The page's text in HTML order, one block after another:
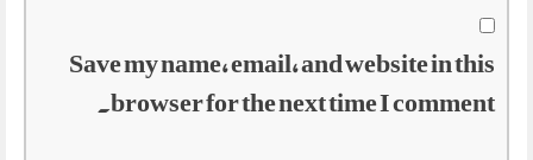
Save my name, email, and website in this
browser for the next time I comment.